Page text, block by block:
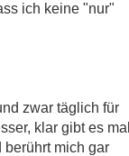
ich keine "nur"
zwar täglich für
klar gibt es mal
berührt mich gar